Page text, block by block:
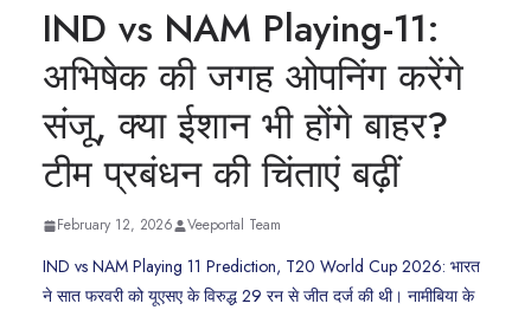
IND vs NAM Playing-11:
अभिषेक की जगह ओपनिंग करेंगे
संजू, क्या ईशान भी होंगे बाहर?
टीम प्रबंधन की चिंताएं बढ़ीं
February 12, 2026 Veeportal Team
IND vs NAM Playing 11 Prediction, T20 World Cup 2026: भारत
ने सात फरवरी को यूएसए के विरुद्ध 29 रन से जीत दर्ज की थी। नामीबिया के